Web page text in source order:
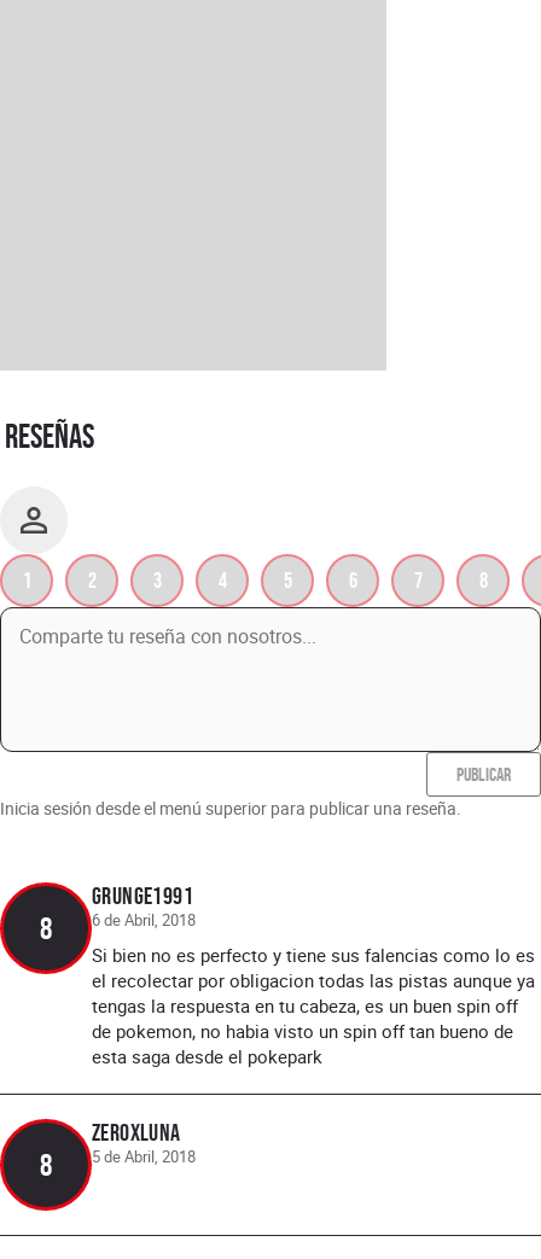
RESEÑAS
1 2 3 4 5 6 7 8
PUBLICAR
Inicia sesión desde el menú superior para publicar una reseña.
8
Grunge1991
6 de Abril, 2018
Si bien no es perfecto y tiene sus falencias como lo es
el recolectar por obligacion todas las pistas aunque ya
tengas la respuesta en tu cabeza, es un buen spin off
de pokemon, no habia visto un spin off tan bueno de
esta saga desde el pokepark
8
ZeroXLuna
5 de Abril, 2018